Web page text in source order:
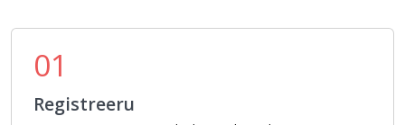
01
Registreeru